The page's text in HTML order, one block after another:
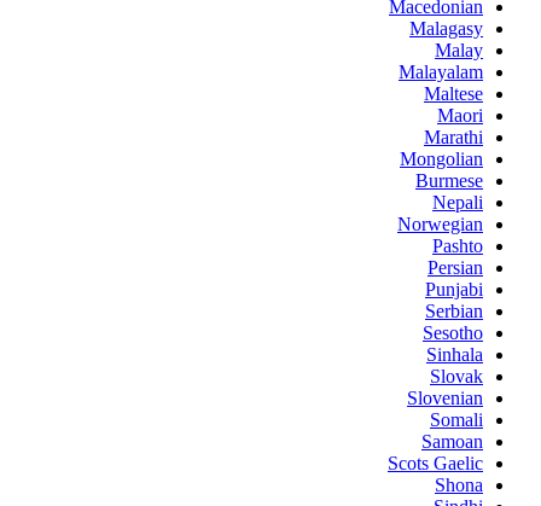
Macedonian
Malagasy
Malay
Malayalam
Maltese
Maori
Marathi
Mongolian
Burmese
Nepali
Norwegian
Pashto
Persian
Punjabi
Serbian
Sesotho
Sinhala
Slovak
Slovenian
Somali
Samoan
Scots Gaelic
Shona